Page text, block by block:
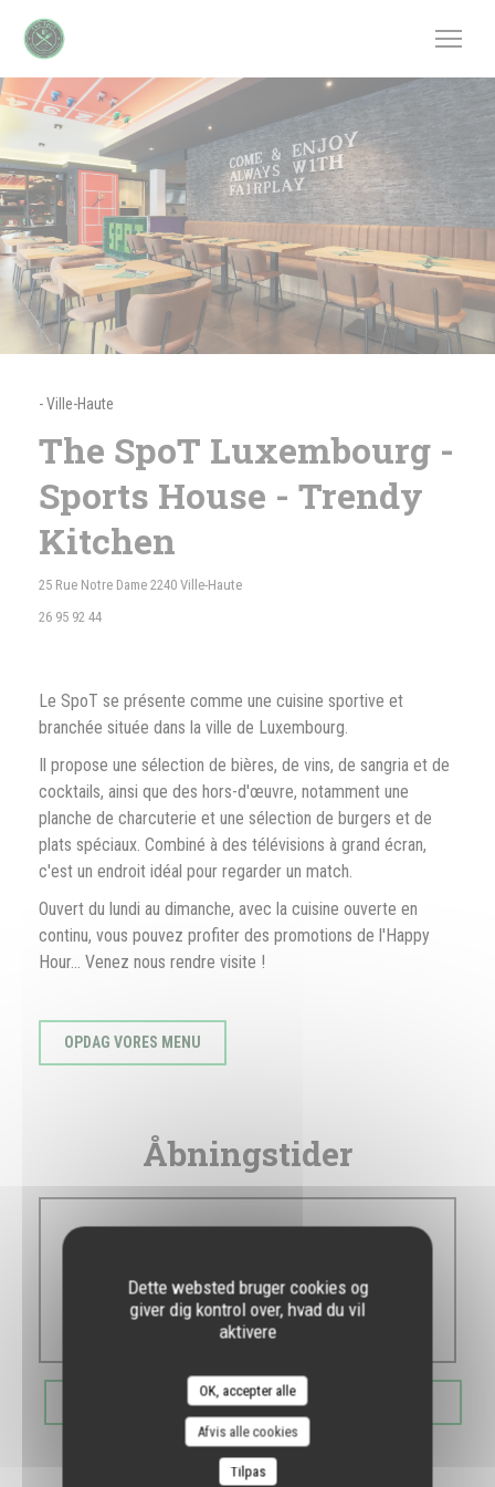
Dette websted bruger cookies og
giver dig kontrol over, hvad du vil
aktivere
OK, accepter alle
Afvis alle cookies
Tilpas
-Ville-Haute
The SpoT Luxembourg -
Sports House - Trendy
Kitchen
25 Rue Notre Dame 2240 Ville-Haute((åbner i et nyt vindue))
26 95 92 44
Le SpoT se présente comme une cuisine sportive et
branchée située dans la ville de Luxembourg.
Il propose une sélection de bières, de vins, de sangria et de
cocktails, ainsi que des hors-d'œuvre, notamment une
planche de charcuterie et une sélection de burgers et de
plats spéciaux. Combiné à des télévisions à grand écran,
c'est un endroit idéal pour regarder un match.
Ouvert du lundi au dimanche, avec la cuisine ouverte en
continu, vous pouvez profiter des promotions de l'Happy
Hour... Venez nous rendre visite !
OPDAG VORES MENU
Åbningstider
10:30 - 00:00
BOOK ET BORD